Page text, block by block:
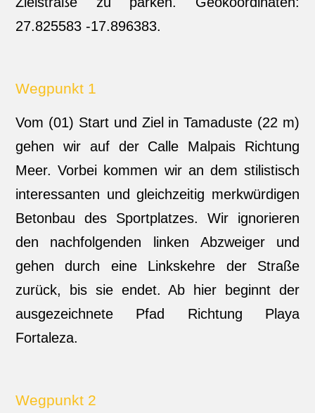
27.825583 -17.896383.
Wegpunkt 1
Vom (01) Start und Ziel in Tamaduste (22 m)
gehen wir auf der Calle Malpais Richtung
Meer. Vorbei kommen wir an dem stilistisch
interessanten und gleichzeitig merkwürdigen
Betonbau des Sportplatzes. Wir ignorieren
den nachfolgenden linken Abzweiger und
gehen durch eine Linkskehre der Straße
zurück, bis sie endet. Ab hier beginnt der
ausgezeichnete Pfad Richtung Playa
Fortaleza.
Wegpunkt 2